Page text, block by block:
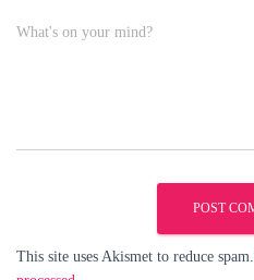
What's on your mind?
This site uses Akismet to reduce spam.